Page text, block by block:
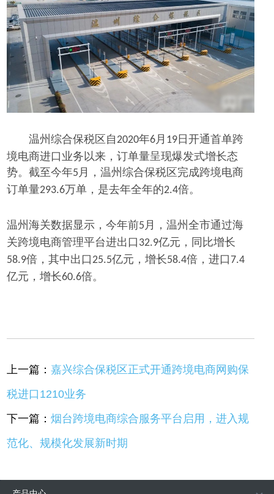
温州综合保税区自2020年6 月 19日开通首单跨
境电商进口业务以来，订单量呈现爆发式增长态
势。截至今年5 月，温州综合保税区完成跨境电商
订单量293.6万单，是去年全年的2.4倍。
温州海关数据显示，今年前5 月，温州全市通过海
关跨境电商管理平台进出口 32.9亿元，同比增长
58.9倍，其中出口25.5亿元，增长58.4倍，进口 7.4
亿元，增长60.6倍。
上一篇：嘉兴综合保税区正式开通跨境电商网购保
税进口1210业务
下一篇：烟台跨境电商综合服务平台启用，进入规
范化、规模化发展新时期